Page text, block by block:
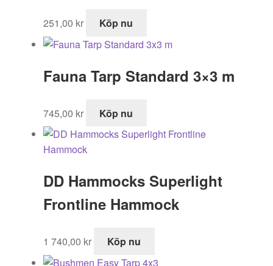
251,00 kr Köp nu
Fauna Tarp Standard 3×3 m
745,00 kr Köp nu
DD Hammocks Superlight
Frontline Hammock
1 740,00 kr Köp nu